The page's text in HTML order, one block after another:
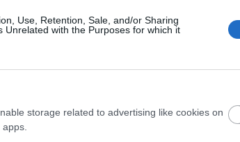
Use, Retention, Sale, and/or Sharing
Unrelated with the Purposes for which it
storage related to advertising like cookies on